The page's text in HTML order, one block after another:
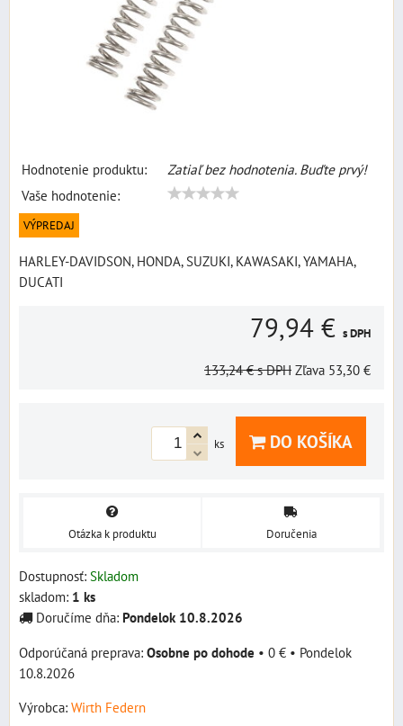
Hodnotenie produktu:
Zatiaľ bez hodnotenia. Buďte prvý!
Vaše hodnotenie:
VÝPREDAJ
HARLEY-DAVIDSON, HONDA, SUZUKI, KAWASAKI, YAMAHA,
DUCATI
79,94 € s DPH
133,24 € s DPH Zľava 53,30 €
ks DO KOŠÍKA
Otázka k produktu Doručenia
Dostupnosť: Skladom
skladom: 1 ks
Doručíme dňa: Pondelok 10.8.2026
Osobne po dohode • 0 € • Pondelok
10.8.2026
Výrobca: Wirth Federn